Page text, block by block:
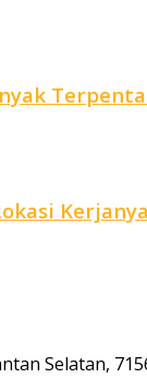
Selatan,